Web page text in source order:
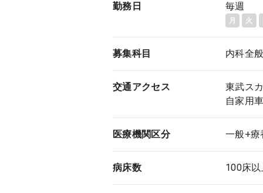
勤務日 毎週
月 火
募集科目 内科全
交通アクセス
東武ス
自家用
医療機関区分 一般+療
病床数 100床以